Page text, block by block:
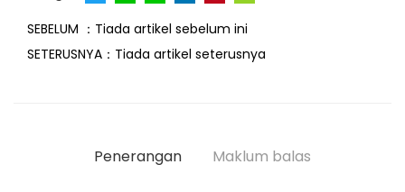
SEBELUM ： Tiada artikel sebelum ini
SETERUSNYA： Tiada artikel seterusnya
Penerangan Maklum balas